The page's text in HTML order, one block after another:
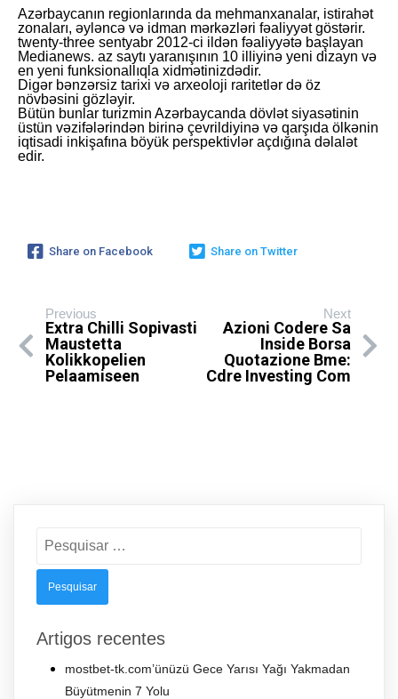
Azərbaycanın regionlarında da mehmanxanalar, istirahət
zonaları, əyləncə və idman mərkəzləri fəaliyyət göstərir.
twenty-three sentyabr 2012-ci ildən fəaliyyətə başlayan
Medianews. az saytı yaranışının 10 illiyinə yeni dizayn və
en yeni funksionallıqla xidmətinizdədir.
Digər bənzərsiz tarixi və arxeoloji raritetlər də öz
növbəsini gözləyir.
Bütün bunlar turizmin Azərbaycanda dövlət siyasətinin
üstün vəzifələrindən birinə çevrildiyinə və qarşıda ölkənin
iqtisadi inkişafına böyük perspektivlər açdığına dəlalət
edir.
Share on Facebook Share on Twitter
Previous
Extra Chilli Sopivasti
Maustetta
Kolikkopelien
Pelaamiseen
Next
Azioni Codere Sa
Inside Borsa
Quotazione Bme:
Cdre Investing Com
por:
Artigos recentes
mostbet-tk.com’ünüzü Gece Yarısı Yağı Yakmadan
Büyütmenin 7 Yolu